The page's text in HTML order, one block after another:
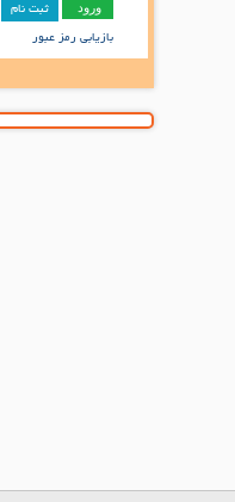
ثبت نام
بازیابی رمز عبور